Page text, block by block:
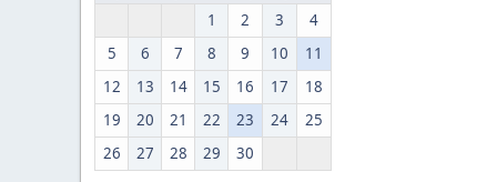
1 2 3
4
5
6 7 8 9 10
11
12
13 14 15 16 17
18
19
20 21 22 23 24
25
26
27 28 29 30